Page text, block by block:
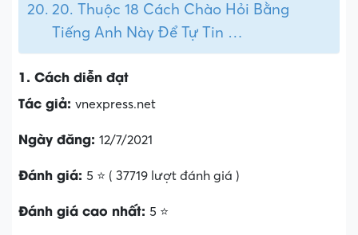
20. Thuộc 18 Cách Chào Hỏi Bằng
Tiếng Anh Này Để Tự Tin …
1. Cách diễn đạt
Tác giả: vnexpress.net
Ngày đăng: 12/7/2021
Đánh giá: 5 ⭐ ( 37719 lượt đánh giá )
Đánh giá cao nhất: 5 ⭐